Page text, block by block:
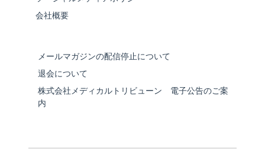
会社概要
メールマガジンの配信停止について
退会について
株式会社メディカルトリビューン 電子公告のご案
内